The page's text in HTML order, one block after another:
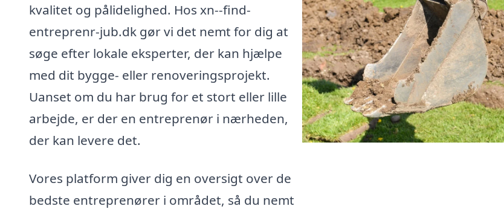
kvalitet og pålidelighed. Hos xn--find-
entreprenr-jub.dk gør vi det nemt for dig at
søge efter lokale eksperter, der kan hjælpe
med dit bygge- eller renoveringsprojekt.
Uanset om du har brug for et stort eller lille
arbejde, er der en entreprenør i nærheden,
der kan levere det.
Vores platform giver dig en oversigt over de
bedste entreprenører i området, så du nemt